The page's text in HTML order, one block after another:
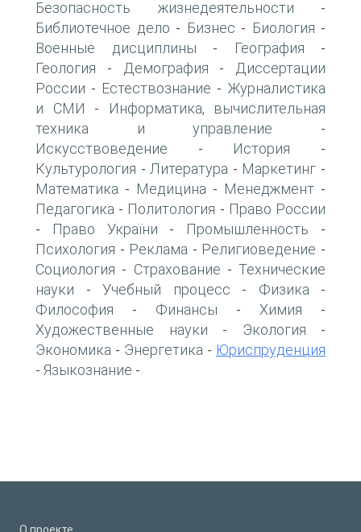
Безопасность жизнедеятельности -
Библиотечное дело - Бизнес - Биология -
Военные дисциплины - География -
Геология - Демография -
Диссертации
России - Естествознание - Журналистика
и СМИ -
Информатика, вычислительная
техника и управление -
Искусствоведение - История -
Культурология - Литература - Маркетинг -
Математика - Медицина - Менеджмент -
Педагогика - Политология - Право России
- Право України - Промышленность -
Психология - Реклама - Религиоведение -
Социология - Страхование - Технические
науки - Учебный процесс - Физика -
Философия - Финансы - Химия -
Художественные науки - Экология -
Экономика - Энергетика - Юриспруденция
- Языкознание -
О проекте